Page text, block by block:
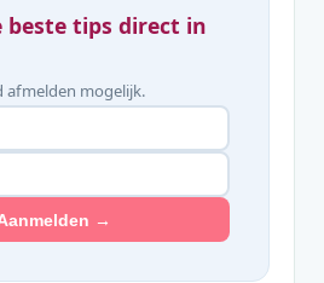
beste tips direct in
afmelden mogelijk.
→